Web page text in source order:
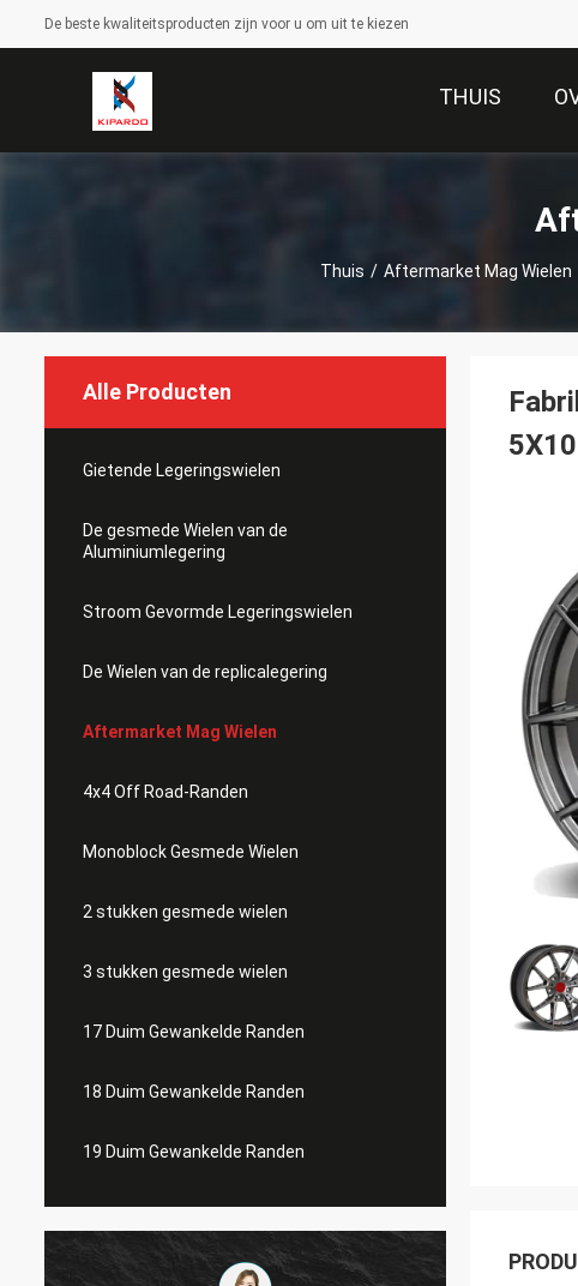
De beste kwaliteitsproducten zijn voor u om uit te kiezen
THUIS
Thuis / Aftermarket Mag Wielen
Alle Producten
Gietende Legeringswielen
De gesmede Wielen van de
Aluminiumlegering
Stroom Gevormde Legeringswielen
De Wielen van de replicalegering
Aftermarket Mag Wielen
4x4 Off Road-Randen
Monoblock Gesmede Wielen
2 stukken gesmede wielen
3 stukken gesmede wielen
17 Duim Gewankelde Randen
18 Duim Gewankelde Randen
19 Duim Gewankelde Randen